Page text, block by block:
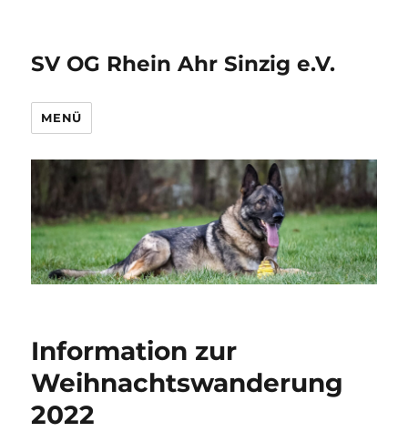
SV OG Rhein Ahr Sinzig e.V.
MENÜ
Information zur
Weihnachtswanderung
2022